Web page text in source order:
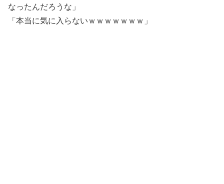
なったんだろうな」
「本当に気に入らないｗｗｗｗｗｗｗ」